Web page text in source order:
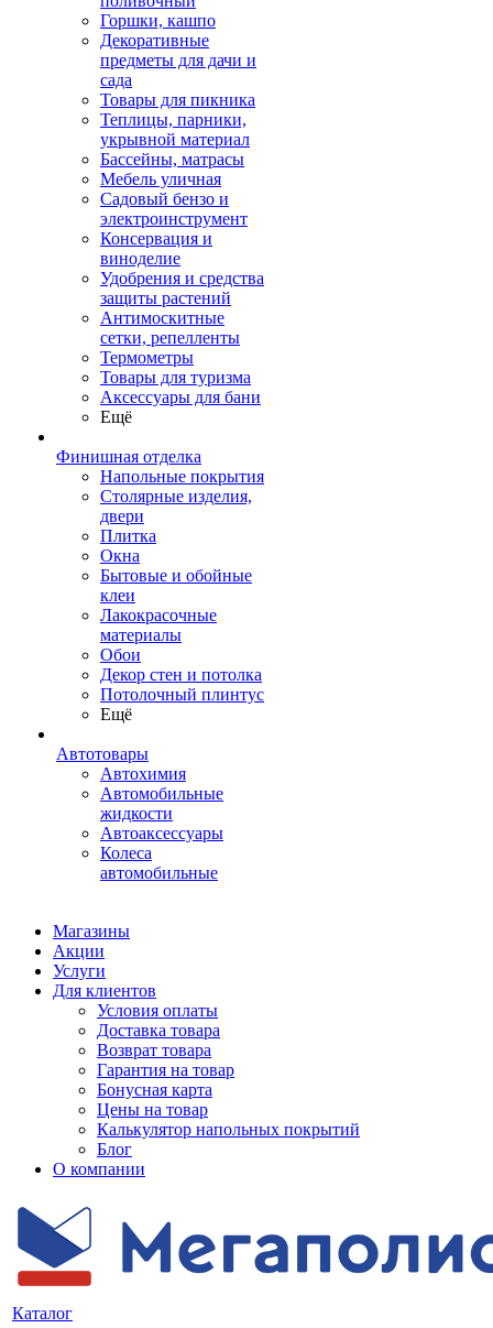
Горшки, кашпо
Декоративные
предметы для дачи и
сада
Товары для пикника
Теплицы, парники,
укрывной материал
Бассейны, матрасы
Мебель уличная
Садовый бензо и
электроинструмент
Консервация и
виноделие
Удобрения и средства
защиты растений
Антимоскитные
сетки, репелленты
Термометры
Товары для туризма
Аксессуары для бани
Ещё
Финишная отделка
Напольные покрытия
Столярные изделия,
двери
Плитка
Окна
Бытовые и обойные
клеи
Лакокрасочные
материалы
Обои
Декор стен и потолка
Потолочный плинтус
Ещё
Автотовары
Автохимия
Автомобильные
жидкости
Автоаксессуары
Колеса
автомобильные
Магазины
Акции
Услуги
Для клиентов
Условия оплаты
Доставка товара
Возврат товара
Гарантия на товар
Бонусная карта
Цены на товар
Калькулятор напольных покрытий
Блог
О компании
Каталог